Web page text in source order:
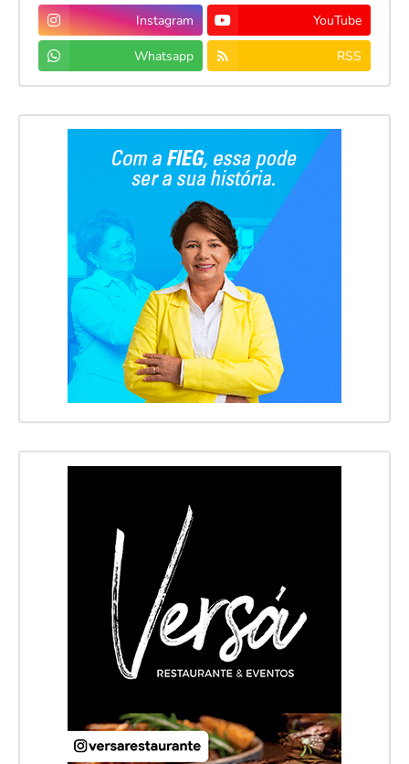
Instagram YouTube
Whatsapp RSS